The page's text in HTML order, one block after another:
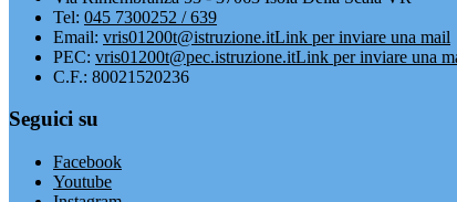
Tel: 045 7300252 / 639
Email: vris01200t@istruzione.itLink per inviare una mail
PEC: vris01200t@pec.istruzione.itLink per inviare una
C.F.: 80021520236
Seguici su
Facebook
Youtube